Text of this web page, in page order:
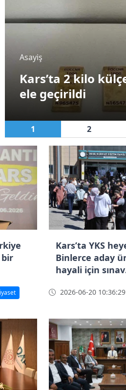
Haberde İnsan
Kars’ta tarım ve
yatırıldı
Asayiş
Kars’ta
silah operasyonu
1 2
Kars’ta YKS
Binlerce aday
hayali için sınav
2026-06-20 10:36:29